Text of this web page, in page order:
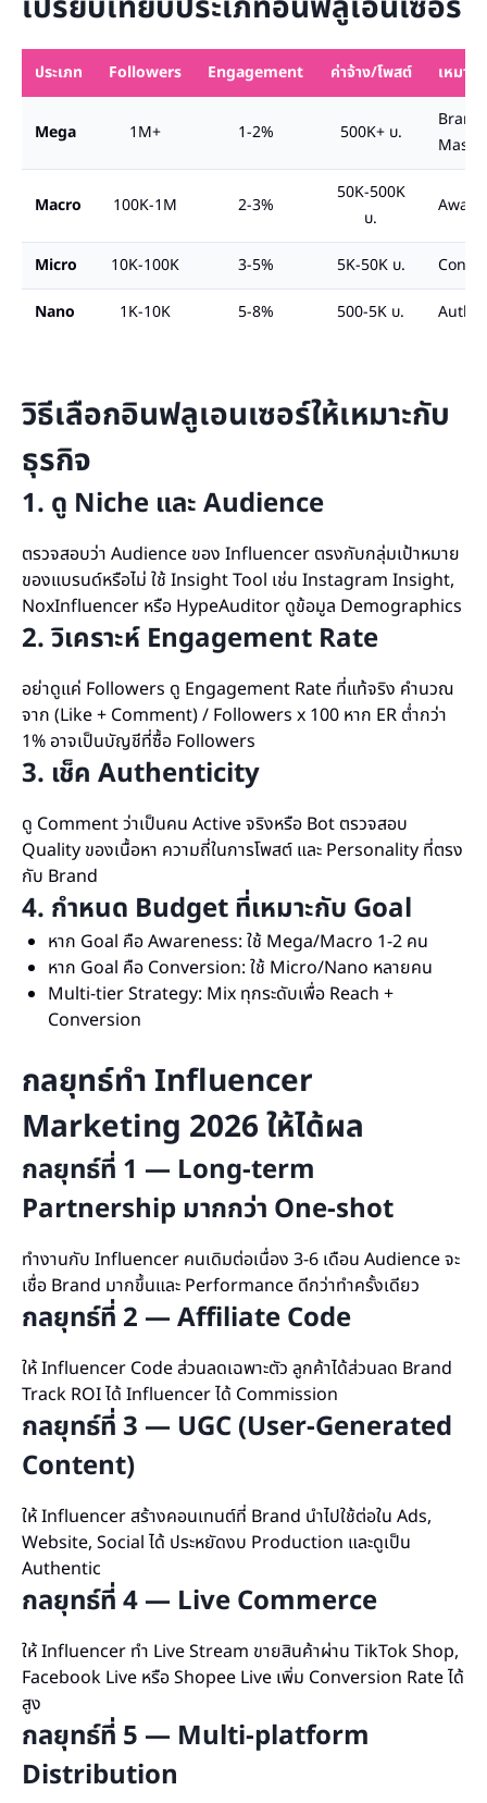
ประเภท Followers Engagement ค่าจ้าง/โพสต์ เหมาะ
Mega 1M+ 1-2% 500K+ บ.
Brand
Mass
Macro 100K-1M 2-3%
50K-500K
บ.
Micro 10K-100K 3-5% 5K-50K บ.
Nano 1K-10K 5-8% 500-5K บ.
วิธีเลือกอินฟลูเอนเซอร์ให้เหมาะกับ
ธุรกิจ
1. ดู Niche และ Audience
ตรวจสอบว่า Audience ของ Influencer ตรงกับกลุ่มเป้าหมาย
ของแบรนด์หรือไม่ ใช้ Insight Tool เช่น Instagram Insight,
NoxInfluencer หรือ HypeAuditor ดูข้อมูล Demographics
2. วิเคราะห์ Engagement Rate
อย่าดูแค่ Followers ดู Engagement Rate ที่แท้จริง คำนวณ
จาก (Like + Comment) / Followers x 100 หาก ER ต่ำกว่า
1% อาจเป็นบัญชีที่ซื้อ Followers
3. เช็ค Authenticity
ดู Comment ว่าเป็นคน Active จริงหรือ Bot ตรวจสอบ
Quality ของเนื้อหา ความถี่ในการโพสต์ และ Personality ที่ตรง
กับ Brand
4. กำหนด Budget ที่เหมาะกับ Goal
หาก Goal คือ Awareness: ใช้ Mega/Macro 1-2 คน
หาก Goal คือ Conversion: ใช้ Micro/Nano หลายคน
Multi-tier Strategy: Mix ทุกระดับเพื่อ Reach +
Conversion
กลยุทธ์ทำ Influencer
Marketing 2026 ให้ได้ผล
กลยุทธ์ที่ 1 — Long-term
Partnership มากกว่า One-shot
ทำงานกับ Influencer คนเดิมต่อเนื่อง 3-6 เดือน Audience จะ
เชื่อ Brand มากขึ้นและ Performance ดีกว่าทำครั้งเดียว
กลยุทธ์ที่ 2 — Affiliate Code
ให้ Influencer Code ส่วนลดเฉพาะตัว ลูกค้าได้ส่วนลด Brand
Track ROI ได้ Influencer ได้ Commission
กลยุทธ์ที่ 3 — UGC (User-Generated
Content)
ให้ Influencer สร้างคอนเทนต์ที่ Brand นำไปใช้ต่อใน Ads,
Website, Social ได้ ประหยัดงบ Production และดูเป็น
Authentic
กลยุทธ์ที่ 4 — Live Commerce
ให้ Influencer ทำ Live Stream ขายสินค้าผ่าน TikTok Shop,
Facebook Live หรือ Shopee Live เพิ่ม Conversion Rate ได้
สูง
กลยุทธ์ที่ 5 — Multi-platform
Distribution